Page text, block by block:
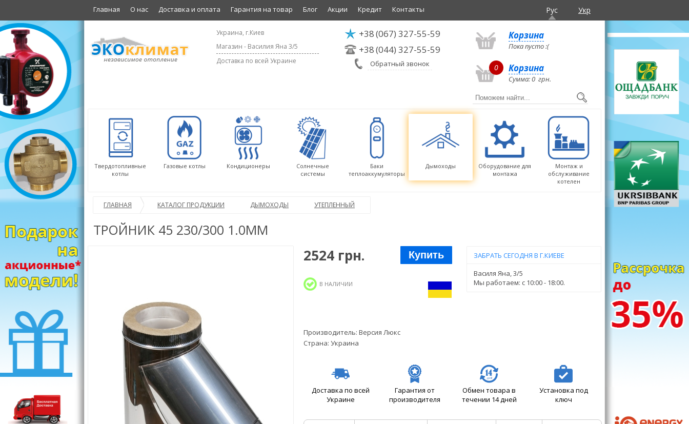
Главная О нас Доставка и оплата Гарантия на товар Блог Акции Кредит Контакты Рус Укр
Украина, г.Киев
Магазин - Василия Яна 3/5
Доставка по всей Украине
+38(067) 327-55-59
+38(044) 327-55-59
Обратный звонок
Корзина
Пока пусто :(
0 Корзина
Сумма:0 грн.
Твердотопливные
котлы
Газовые котлы Кондиционеры
Солнечные
системы
Баки
теплоаккумуляторы
Дымоходы
Оборудование для
монтажа
Монтаж и
обслуживание
котелен
ГЛАВНАЯ КАТАЛОГ ПРОДУКЦИИ ДЫМОХОДЫ УТЕПЛЕННЫЙ
ТРОЙНИК 45 230/300 1.0ММ
2524 грн. Купить
В НАЛИЧИИ
Производитель: Версия Люкс
Страна: Украина
ЗАБРАТЬ СЕГОДНЯ В Г.КИЕВЕ
Василя Яна, 3/5
Мы работаем: c 10:00 - 18:00.
Доставка по всей
Украине
Гарантия от
производителя
Обмен товара в
течении 14 дней
Установка под
ключ